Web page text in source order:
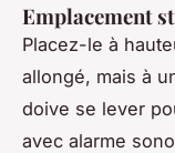
Emplacement
Placez-le à
allongé, mais à
doive se lever
avec alarme